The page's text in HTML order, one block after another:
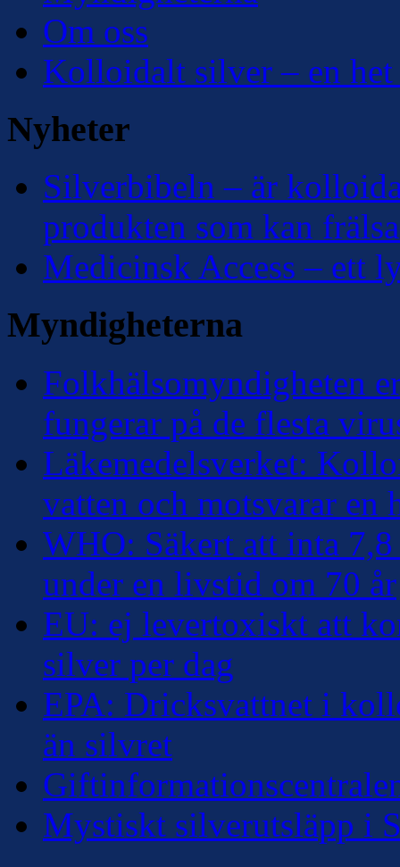
Om oss
Kolloidalt silver – en het
Nyheter
Silverbibeln – är
produkten som kan
Medicinsk Access – ett
Myndigheterna
Folkhälsomyndigheten
fungerar på de flesta
Läkemedelsverket:
vatten och motsvarar en
WHO: Säkert att inta
under en livstid om 70 år
EU: ej levertoxiskt att
silver per dag
EPA: Dricksvattnet i
än silvret
Mystiskt silverutsläpp i